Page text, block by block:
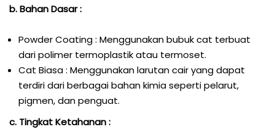
b. Bahan Dasar :
Powder Coating : Menggunakan bubuk cat terbuat
dari polimer termoplastik atau termoset.
Cat Biasa : Menggunakan larutan cair yang dapat
terdiri dari berbagai bahan kimia seperti pelarut,
pigmen, dan penguat.
c. Tingkat Ketahanan :